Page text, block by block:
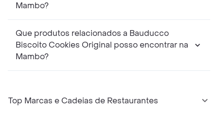
Mambo?
Que produtos relacionados a Bauducco
Biscoito Cookies Original posso encontrar na
Mambo?
Top Marcas e Cadeias de Restaurantes